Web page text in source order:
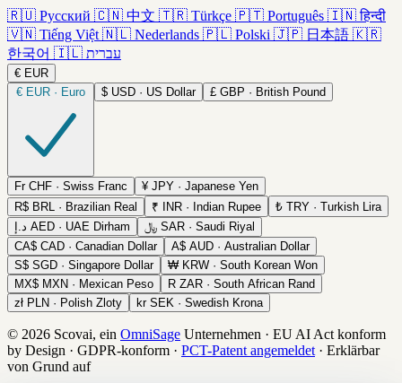
🇷🇺 Русский 🇨🇳 中文 🇹🇷 Türkçe 🇵🇹 Português 🇮🇳 हिन्दी
🇻🇳 Tiếng Việt 🇳🇱 Nederlands 🇵🇱 Polski 🇯🇵 日本語 🇰🇷
한국어 🇮🇱 עברית
€ EUR
€ EUR · Euro $ USD · US Dollar £ GBP · British Pound
Fr CHF · Swiss Franc ¥ JPY · Japanese Yen
R$ BRL · Brazilian Real ₹ INR · Indian Rupee ₺ TRY · Turkish Lira
د.إ AED · UAE Dirham ﷼ SAR · Saudi Riyal
CA$ CAD · Canadian Dollar A$ AUD · Australian Dollar
S$ SGD · Singapore Dollar ₩ KRW · South Korean Won
MX$ MXN · Mexican Peso R ZAR · South African Rand
zł PLN · Polish Zloty kr SEK · Swedish Krona
© 2026 Scovai, ein OmniSage Unternehmen · EU AI Act konform
by Design · GDPR-konform · PCT-Patent angemeldet · Erklärbar
von Grund auf